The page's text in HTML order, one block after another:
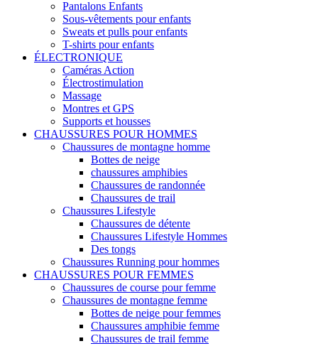
Pantalons Enfants
Sous-vêtements pour enfants
Sweats et pulls pour enfants
T-shirts pour enfants
ÉLECTRONIQUE
Caméras Action
Électrostimulation
Massage
Montres et GPS
Supports et housses
CHAUSSURES POUR HOMMES
Chaussures de montagne homme
Bottes de neige
chaussures amphibies
Chaussures de randonnée
Chaussures de trail
Chaussures Lifestyle
Chaussures de détente
Chaussures Lifestyle Hommes
Des tongs
Chaussures Running pour hommes
CHAUSSURES POUR FEMMES
Chaussures de course pour femme
Chaussures de montagne femme
Bottes de neige pour femmes
Chaussures amphibie femme
Chaussures de trail femme